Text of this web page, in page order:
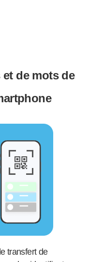
de mots de
transfert de